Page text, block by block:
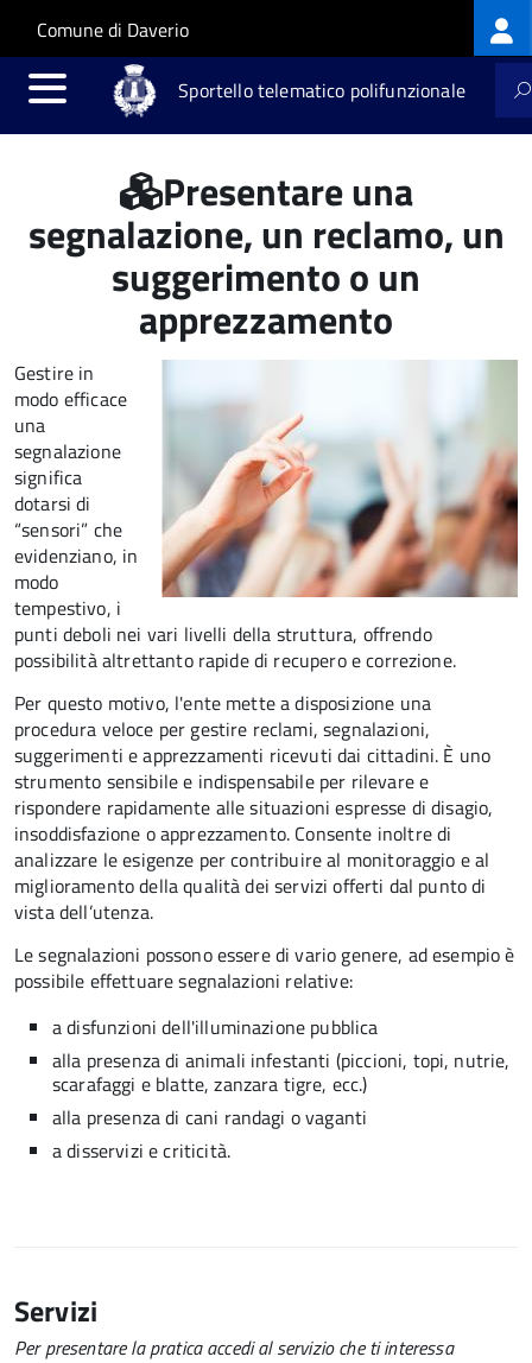
Salta al contenuto principale
Skip to site navigation
Comune di Daverio
Sportello telematico polifunzionale
Presentare una
segnalazione, un reclamo, un
suggerimento o un
apprezzamento
Gestire in
modo efficace
una
segnalazione
significa
dotarsi di
“sensori” che
evidenziano, in
modo
tempestivo, i
punti deboli nei vari livelli della struttura, offrendo
possibilità altrettanto rapide di recupero e correzione.
Per questo motivo, l'ente mette a disposizione una
procedura veloce per gestire reclami, segnalazioni,
suggerimenti e apprezzamenti ricevuti dai cittadini. È uno
strumento sensibile e indispensabile per rilevare e
rispondere rapidamente alle situazioni espresse di disagio,
insoddisfazione o apprezzamento. Consente inoltre di
analizzare le esigenze per contribuire al monitoraggio e al
miglioramento della qualità dei servizi offerti dal punto di
vista dell’utenza.
Le segnalazioni possono essere di vario genere, ad esempio è
possibile effettuare segnalazioni relative:
a disfunzioni dell'illuminazione pubblica
alla presenza di animali infestanti (piccioni, topi, nutrie,
scarafaggi e blatte, zanzara tigre, ecc.)
alla presenza di cani randagi o vaganti
a disservizi e criticità.
Servizi
Per presentare la pratica accedi al servizio che ti interessa